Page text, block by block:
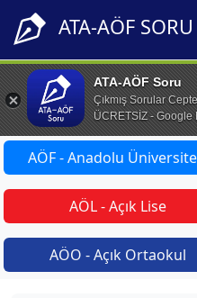
ATA-AÖF SORU
ATA-AÖF Soru
Çıkmış Sorular Cepte
ÜCRETSİZ - Google
AÖF - Anadolu
AÖL - Açık Lise
AÖO - Açık Ortaokul